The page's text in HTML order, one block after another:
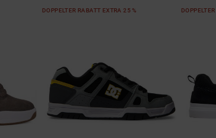
DOPPELTER RABATT EXTRA 25 %